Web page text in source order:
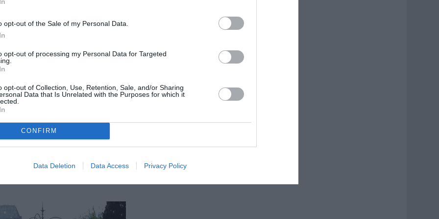
opt-out of the Sale of my Personal Data.
opt-out of processing my Personal Data for Targeted
opt-out of Collection, Use, Retention, Sale, and/or Sharing
Data that Is Unrelated with the Purposes for which it
CONFIRM
Data Deletion Data Access Privacy Policy
și 56 de minute. „N-a fost cel mai bun
reușit să mă
luni” recunoaște sportivul român care
Maraton pentru a participa la aceasta
strângă un grup de 88 de sportivipentru
când îl parcurg, nu este plat, dareste
revenit de atâtea ori, pentru că am trecut
punctele turistice. Le vezi aşa rapid… În
Gabriel, care astfel i-a convins și pe